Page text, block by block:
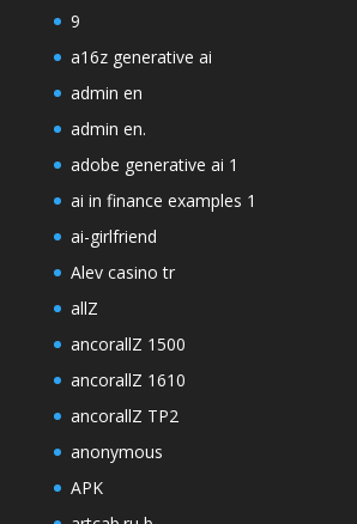
9
a16z generative ai
admin en
admin en.
adobe generative ai 1
ai in finance examples 1
ai-girlfriend
Alev casino tr
allZ
ancorallZ 1500
ancorallZ 1610
ancorallZ TP2
anonymous
APK